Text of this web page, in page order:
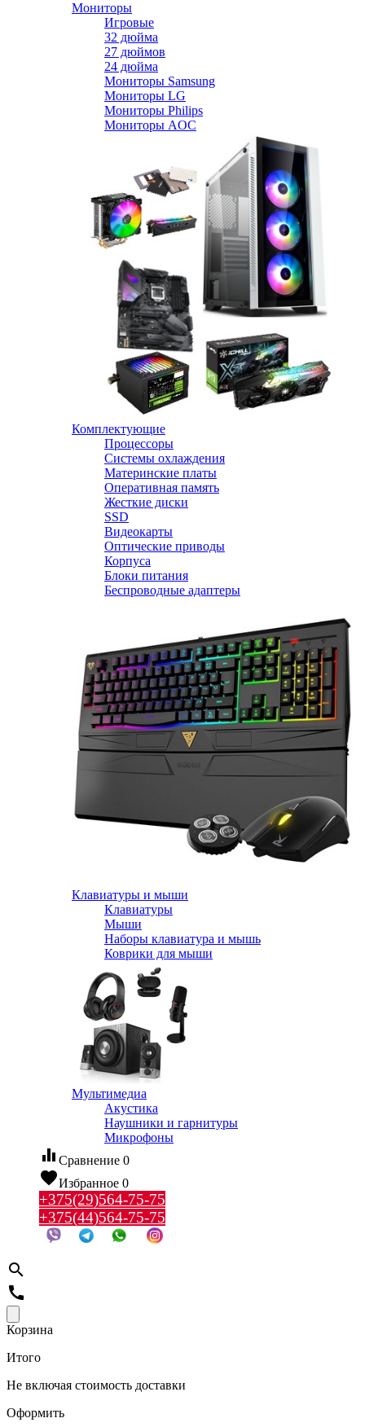
Мониторы
Игровые
32 дюйма
27 дюймов
24 дюйма
Мониторы Samsung
Мониторы LG
Мониторы Philips
Мониторы AOC
Комплектующие
Процессоры
Системы охлаждения
Материнские платы
Оперативная память
Жесткие диски
SSD
Видеокарты
Оптические приводы
Корпуса
Блоки питания
Беспроводные адаптеры
Клавиатуры и мыши
Клавиатуры
Мыши
Наборы клавиатура и мышь
Коврики для мыши
Мультимедиа
Акустика
Наушники и гарнитуры
Микрофоны
equalizer Сравнение 0
favoriteИзбранное 0
+375(29)564-75-75
+375(44)564-75-75
search
call
Корзина
Итого
Не включая стоимость доставки
Оформить